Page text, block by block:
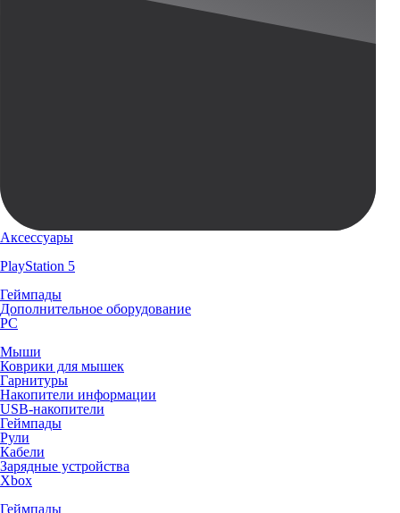
Аксессуары
PlayStation 5
Геймпады
Дополнительное оборудование
PC
Мыши
Коврики для мышек
Гарнитуры
Накопители информации
USB-накопители
Геймпады
Рули
Кабели
Зарядные устройства
Xbox
Геймпады